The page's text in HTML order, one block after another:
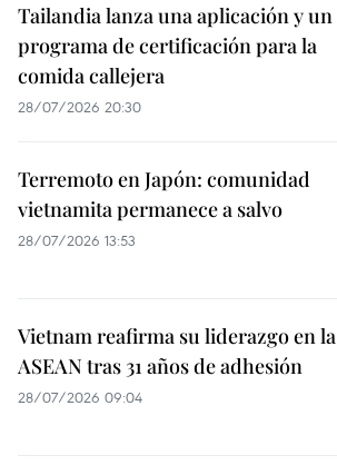
Tailandia lanza una aplicación y un
programa de certificación para la
comida callejera
28/07/2026 20:30
Terremoto en Japón: comunidad
vietnamita permanece a salvo
28/07/2026 13:53
Vietnam reafirma su liderazgo en la
ASEAN tras 31 años de adhesión
28/07/2026 09:04